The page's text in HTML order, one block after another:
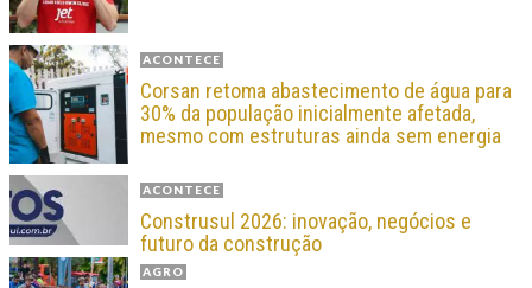
ACONTECE
Corsan retoma abastecimento de água para
30% da população inicialmente afetada,
mesmo com estruturas ainda sem energia
ACONTECE
Construsul 2026: inovação, negócios e
futuro da construção
AGRO